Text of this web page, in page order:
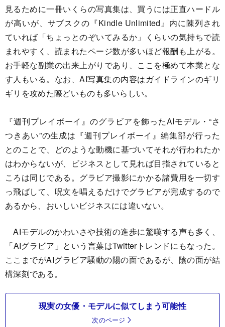
見るために一冊いくらの写真集は、買うには正直ハードル
が高いが、サブスクの『Kindle Unlimited』内に陳列され
ていれば「ちょっとのぞいてみるか」くらいの気持ちで読
まれやすく、読まれたページ数が多いほど報酬も上がる。
お手軽な副業の出来上がりであり、ここを極めて本業とな
す人もいる。なお、AI写真集の内容はガイドラインのギリ
ギリを攻めた際どいものも多いらしい。
『週刊プレイボーイ』のグラビアを飾ったAIモデル・“さ
つきあい”の生成は『週刊プレイボーイ』編集部が行った
とのことで、どのような動機に基づいてそれが行われたか
はわからないが、ビジネスとして見れば目指されていると
ころは同じである。グラビア撮影にかかる諸費用を一切す
っ飛ばして、呪文を唱えるだけでグラビアが完成するので
あるから、おいしいビジネスには違いない。
AIモデルのかわいさや技術の進歩に驚嘆する声も多く、
「AIグラビア」という言葉はTwitterトレンドにもなった。
ここまでがAIグラビア騒動の陽の面であるが、陰の面が結
構深刻である。
現実の女優・モデルに似てしまう可能性
次のページ